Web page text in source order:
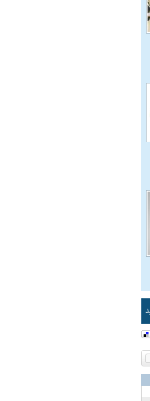
مردی که سر خم نکرد؟ | غلامرضا تختی و